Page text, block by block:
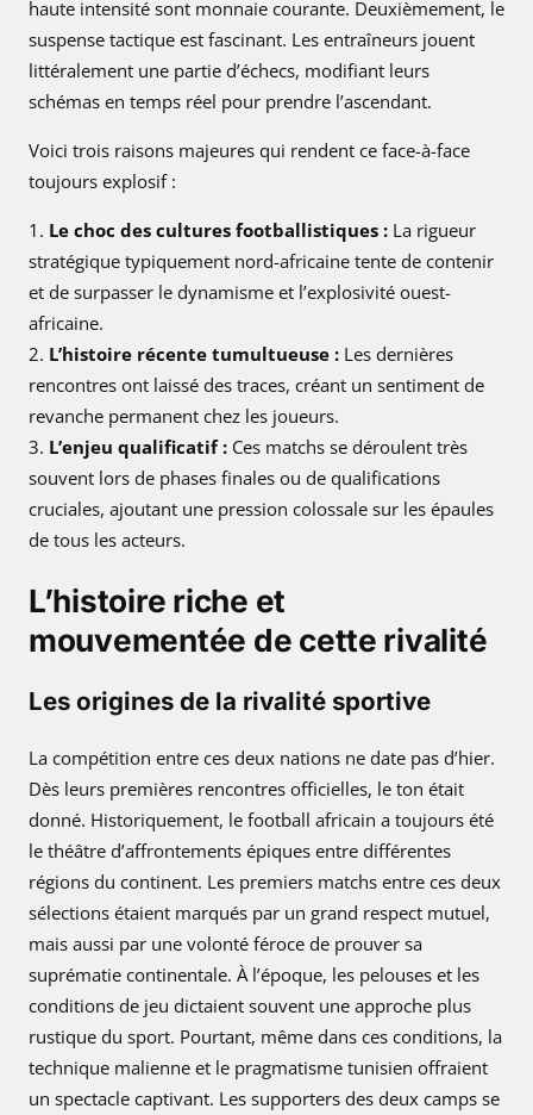
haute intensité sont monnaie courante. Deuxièmement, le
suspense tactique est fascinant. Les entraîneurs jouent
littéralement une partie d’échecs, modifiant leurs
schémas en temps réel pour prendre l’ascendant.
Voici trois raisons majeures qui rendent ce face-à-face
toujours explosif :
Le choc des cultures footballistiques : La rigueur
stratégique typiquement nord-africaine tente de contenir
et de surpasser le dynamisme et l’explosivité ouest-
africaine.
L’histoire récente tumultueuse : Les dernières
rencontres ont laissé des traces, créant un sentiment de
revanche permanent chez les joueurs.
L’enjeu qualificatif : Ces matchs se déroulent très
souvent lors de phases finales ou de qualifications
cruciales, ajoutant une pression colossale sur les épaules
de tous les acteurs.
L’histoire riche et
mouvementée de cette rivalité
Les origines de la rivalité sportive
La compétition entre ces deux nations ne date pas d’hier.
Dès leurs premières rencontres officielles, le ton était
donné. Historiquement, le football africain a toujours été
le théâtre d’affrontements épiques entre différentes
régions du continent. Les premiers matchs entre ces deux
sélections étaient marqués par un grand respect mutuel,
mais aussi par une volonté féroce de prouver sa
suprématie continentale. À l’époque, les pelouses et les
conditions de jeu dictaient souvent une approche plus
rustique du sport. Pourtant, même dans ces conditions, la
technique malienne et le pragmatisme tunisien offraient
un spectacle captivant. Les supporters des deux camps se